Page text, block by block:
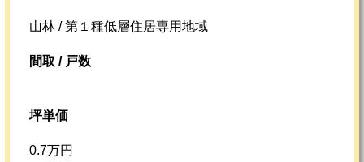
山林 / 第１種低層住居専用地域
間取 / 戸数
坪単価
0.7万円